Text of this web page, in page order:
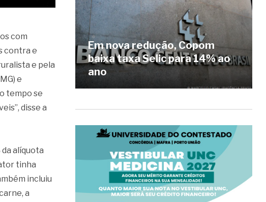
com
contra e
e pela
e
tempo se
disse a
alíquota
tinha
incluiu
a
Em nova redução, Copom
baixa taxa Selic para 14% ao
ano